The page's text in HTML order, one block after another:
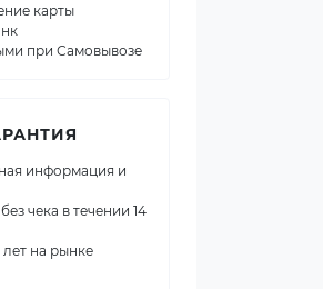
карты
при Самовывозе
информация и
чека в течении 14
лет на рынке